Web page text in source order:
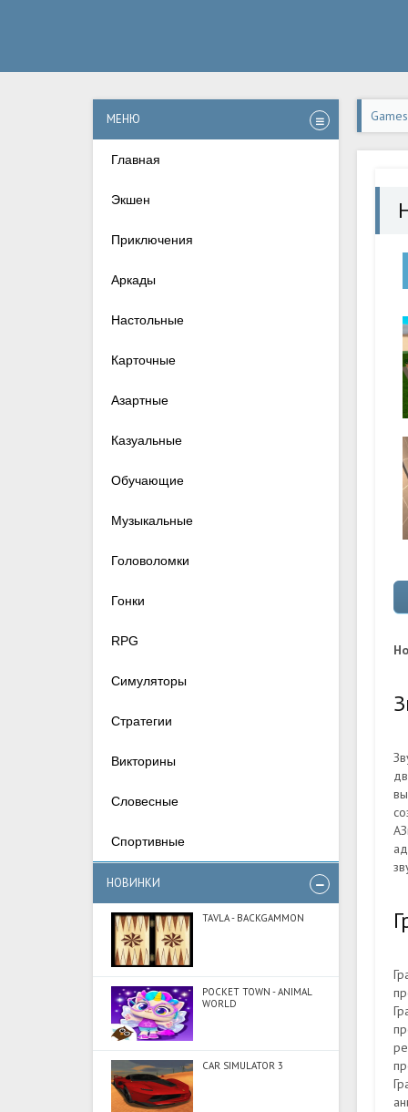
МЕНЮ
Главная
Экшен
Приключения
Аркады
Настольные
Карточные
Азартные
Казуальные
Обучающие
Музыкальные
Головоломки
Гонки
RPG
Симуляторы
Стратегии
Викторины
Словесные
Спортивные
НОВИНКИ
TAVLA - BACKGAMMON
POCKET TOWN - ANIMAL
WORLD
CAR SIMULATOR 3